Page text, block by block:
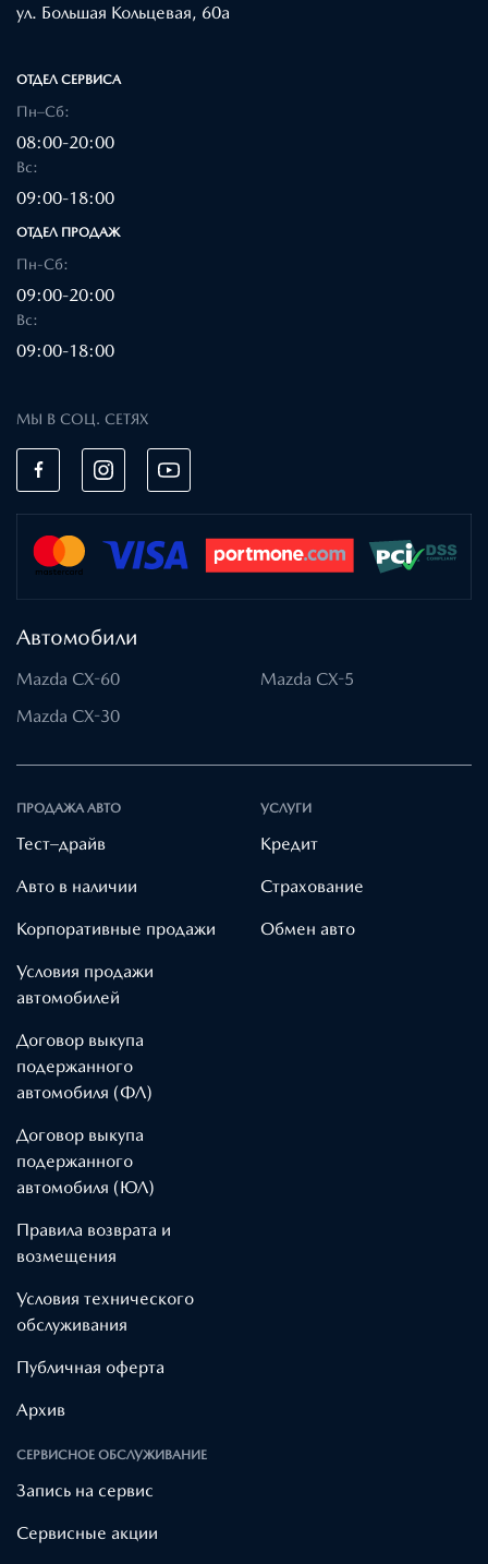
ул. Большая Кольцевая, 60а
ОТДЕЛ CЕРВИСА
Пн–Сб:
08:00-20:00
Вc:
09:00-18:00
ОТДЕЛ ПРОДАЖ
Пн-Сб:
09:00-20:00
Вc:
09:00-18:00
МЫ В СОЦ. СЕТЯХ
Автомобили
Mazda CX-60
Mazda CX-5
Mazda CX-30
ПРОДАЖА АВТО
Тест–драйв
Авто в наличии
Корпоративные продажи
Условия продажи
автомобилей
Договор выкупа
подержанного
автомобиля (ФЛ)
Договор выкупа
подержанного
автомобиля (ЮЛ)
Правила возврата и
возмещения
Условия технического
обслуживания
Публичная оферта
Архив
УСЛУГИ
Кредит
Страхование
Обмен авто
СЕРВИСНОЕ ОБСЛУЖИВАНИЕ
Запись на сервис
Cервисные акции